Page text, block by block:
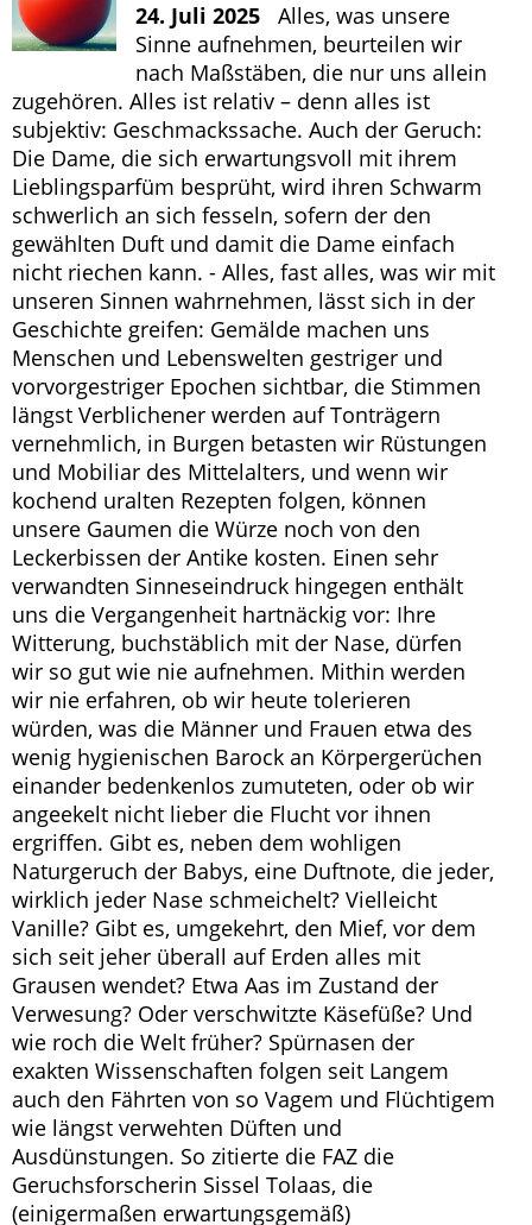
24. Juli 2025 Alles, was unsere
Sinne aufnehmen, beurteilen wir
nach Maßstäben, die nur uns allein
zugehören. Alles ist relativ – denn alles ist
subjektiv: Geschmackssache. Auch der Geruch:
Die Dame, die sich erwartungsvoll mit ihrem
Lieblingsparfüm besprüht, wird ihren Schwarm
schwerlich an sich fesseln, sofern der den
gewählten Duft und damit die Dame einfach
nicht riechen kann. - Alles, fast alles, was wir mit
unseren Sinnen wahrnehmen, lässt sich in der
Geschichte greifen: Gemälde machen uns
Menschen und Lebenswelten gestriger und
vorvorgestriger Epochen sichtbar, die Stimmen
längst Verblichener werden auf Tonträgern
vernehmlich, in Burgen betasten wir Rüstungen
und Mobiliar des Mittelalters, und wenn wir
kochend uralten Rezepten folgen, können
unsere Gaumen die Würze noch von den
Leckerbissen der Antike kosten. Einen sehr
verwandten Sinneseindruck hingegen enthält
uns die Vergangenheit hartnäckig vor: Ihre
Witterung, buchstäblich mit der Nase, dürfen
wir so gut wie nie aufnehmen. Mithin werden
wir nie erfahren, ob wir heute tolerieren
würden, was die Männer und Frauen etwa des
wenig hygienischen Barock an Körpergerüchen
einander bedenkenlos zumuteten, oder ob wir
angeekelt nicht lieber die Flucht vor ihnen
ergriffen. Gibt es, neben dem wohligen
Naturgeruch der Babys, eine Duftnote, die jeder,
wirklich jeder Nase schmeichelt? Vielleicht
Vanille? Gibt es, umgekehrt, den Mief, vor dem
sich seit jeher überall auf Erden alles mit
Grausen wendet? Etwa Aas im Zustand der
Verwesung? Oder verschwitzte Käsefüße? Und
wie roch die Welt früher? Spürnasen der
exakten Wissenschaften folgen seit Langem
auch den Fährten von so Vagem und Flüchtigem
wie längst verwehten Düften und
Ausdünstungen. So zitierte die FAZ die
Geruchsforscherin Sissel Tolaas, die
(einigermaßen erwartungsgemäß)